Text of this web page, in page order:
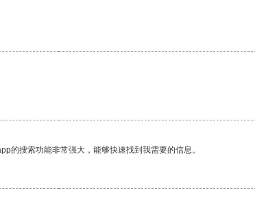
的搜索功能非常强大，能够快速找到我需要的信息。